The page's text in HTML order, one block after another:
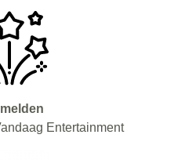
Entertainment